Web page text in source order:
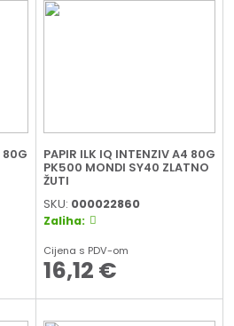
PAPIR ILK IQ INTENZIV A4 80G
PK500 MONDI SY40 ZLATNO
ŽUTI
SKU: 000022860
Zaliha:
Cijena s PDV-om
16,12 €